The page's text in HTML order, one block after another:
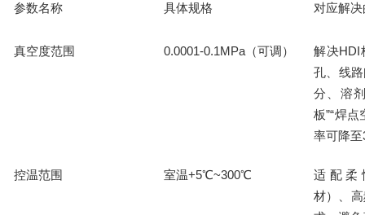
参数名称 具体规格 对应解决
真空度范围 0.0001-0.1MPa（可调） 解决HDI
孔、线
分、溶
板”“焊点
率可降至
控温范围 室温+5℃~300℃ 适配柔
材）、